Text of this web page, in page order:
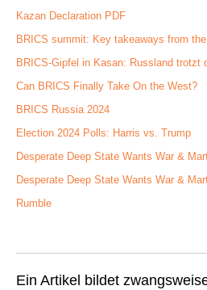
Kazan Declaration PDF
BRICS summit: Key takeaways from
BRICS-Gipfel in Kasan: Russland trotzt
Can BRICS Finally Take On the West?
BRICS Russia 2024
Election 2024 Polls: Harris vs. Trump
Desperate Deep State Wants War &
Desperate Deep State Wants War &
Rumble
Ein Artikel bildet